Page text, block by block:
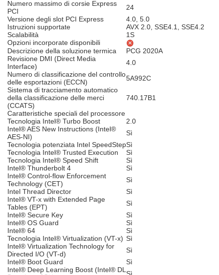
Numero massimo di corsie Express
PCI
24
Versione degli slot PCI Express
4.0, 5.0
Istruzioni supportate
AVX 2.0, SSE4.1, SSE4.2
Scalabilità
1S
Opzioni incorporate disponibili
Descrizione della soluzione termica
PCG 2020A
Revisione DMI (Direct Media
Interface)
4.0
Numero di classificazione del controllo
delle esportazioni (ECCN)
5A992C
Sistema di tracciamento automatico
della classificazione delle merci
(CCATS)
740.17B1
Caratteristiche speciali del processore
Tecnologia Intel® Turbo Boost
2.0
Intel® AES New Instructions (Intel®
AES-NI)
Sì
Tecnologia potenziata Intel SpeedStepSì
Tecnologia Intel® Trusted Execution
Sì
Tecnologia Intel® Speed Shift
Sì
Intel® Thunderbolt 4
Sì
Intel® Control-flow Enforcement
Technology (CET)
Sì
Intel Thread Director
Sì
Intel® VT-x with Extended Page
Tables (EPT)
Sì
Intel® Secure Key
Sì
Intel® OS Guard
Sì
Intel® 64
Sì
Tecnologia Intel® Virtualization (VT-x) Sì
Intel® Virtualization Technology for
Directed I/O (VT-d)
Sì
Intel® Boot Guard
Sì
Intel® Deep Learning Boost (Intel® DL